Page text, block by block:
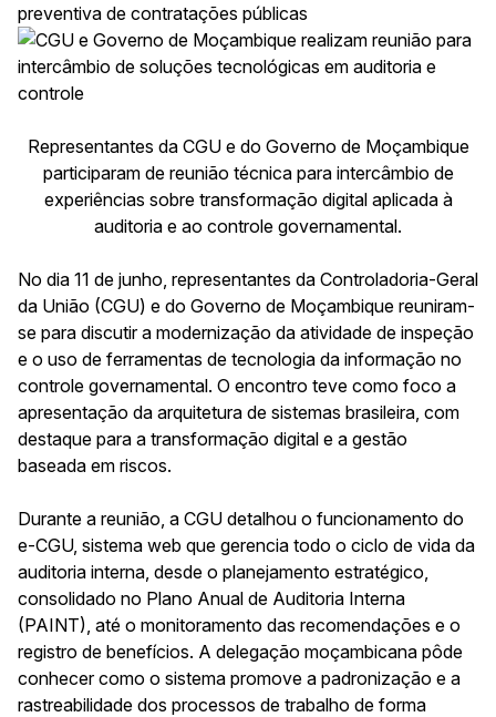
preventiva de contratações públicas
Representantes da CGU e do Governo de Moçambique
participaram de reunião técnica para intercâmbio de
experiências sobre transformação digital aplicada à
auditoria e ao controle governamental.
No dia 11 de junho, representantes da Controladoria-Geral
da União (CGU) e do Governo de Moçambique reuniram-
se para discutir a modernização da atividade de inspeção
e o uso de ferramentas de tecnologia da informação no
controle governamental. O encontro teve como foco a
apresentação da arquitetura de sistemas brasileira, com
destaque para a transformação digital e a gestão
baseada em riscos.
Durante a reunião, a CGU detalhou o funcionamento do
e-CGU, sistema web que gerencia todo o ciclo de vida da
auditoria interna, desde o planejamento estratégico,
consolidado no Plano Anual de Auditoria Interna
(PAINT), até o monitoramento das recomendações e o
registro de benefícios. A delegação moçambicana pôde
conhecer como o sistema promove a padronização e a
rastreabilidade dos processos de trabalho de forma